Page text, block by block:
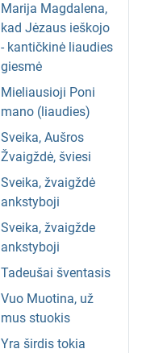
Marija Magdalena,
kad Jėzaus ieškojo
- kantičkinė liaudies
giesmė
Mieliausioji Poni
mano (liaudies)
Sveika, Aušros
Žvaigždė, šviesi
Sveika, žvaigždė
ankstyboji
Sveika, žvaigžde
ankstyboji
Tadeušai šventasis
Vuo Muotina, už
mus stuokis
Yra širdis tokia